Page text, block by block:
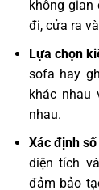
không gian
đi, cửa ra
Lựa chọn
sofa hay
khác nhau
nhau.
Xác định
diện tích
đảm bảo